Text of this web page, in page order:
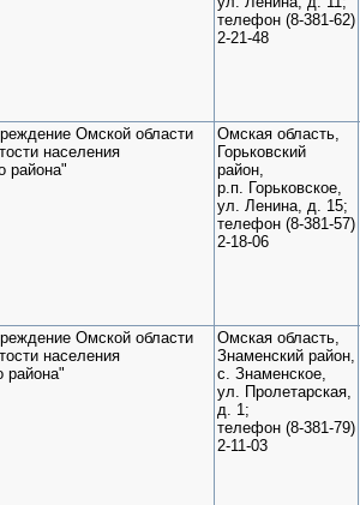
телефон (8-381-62)
2-21-48
Омской области
населения
района"
Омская область,
Горьковский
район,
р.п. Горьковское,
ул. Ленина, д. 15;
телефон (8-381-57)
2-18-06
Омской области
населения
района"
Омская область,
Знаменский район,
с. Знаменское,
ул. Пролетарская,
д. 1;
телефон (8-381-79)
2-11-03